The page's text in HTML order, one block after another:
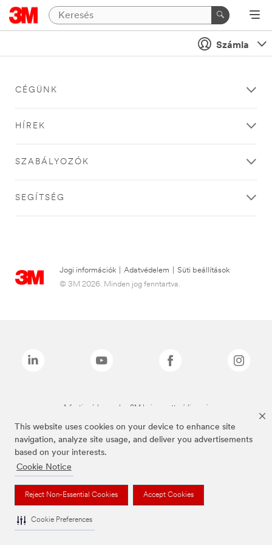
This website uses cookies on your device to enhance site
navigation, analyze site usage, and deliver you advertisements
based on your interests.
Cookie Notice
Reject Non-Essential Cookies Accept Cookies
Cookie Preferences
Számla
CÉGÜNK
HÍREK
SZABÁLYOZÓK
SEGÍTSÉG
Jogi információk Adatvédelem
Süti beállítások
© 3M 2026. Minden jog fenntartva.
A fenti márkanevek a 3M bejegyzett védjegyei.